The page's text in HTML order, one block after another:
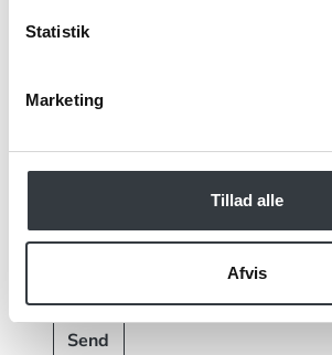
Statistik
Marketing
Tillad alle
Afvis
Jeg bekræfter at have læst TE &
Send